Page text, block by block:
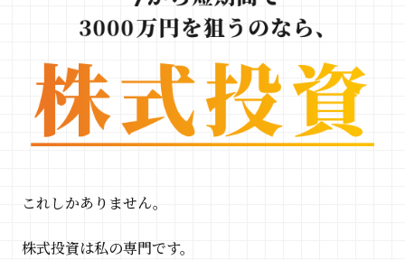
これしかありません。
株式投資は私の専門です。